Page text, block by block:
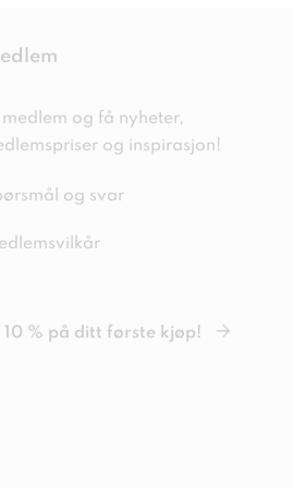
medlem og få nyheter,
og inspirasjon!
og svar
10 % på ditt første kjøp!